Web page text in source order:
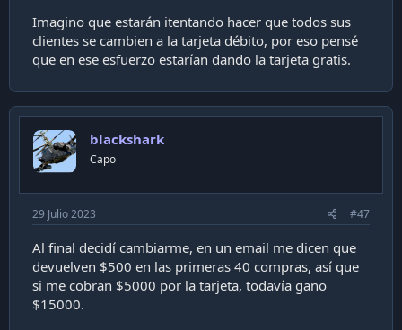
Imagino que estarán itentando hacer que todos sus
clientes se cambien a la tarjeta débito, por eso pensé
que en ese esfuerzo estarían dando la tarjeta gratis.
blackshark
Capo
29 Julio 2023 #47
Al final decidí cambiarme, en un email me dicen que
devuelven $500 en las primeras 40 compras, así que
si me cobran $5000 por la tarjeta, todavía gano
$15000.